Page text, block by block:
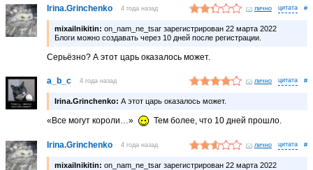
Irina.Grinchenko 4 года назад лично #
mixailnikitin: on_nam_ne_tsar зарегистрирован 22 марта 2022
Блоги можно создавать через 10 дней после регистрации.
Серьёзно? А этот царь оказалось может.
a_b_c 4 года назад лично #
Irina.Grinchenko: А этот царь оказалось может.
«Все могут короли…» Тем более, что 10 дней прошло.
Irina.Grinchenko 4 года назад лично #
mixailnikitin: on_nam_ne_tsar зарегистрирован 22 марта 2022